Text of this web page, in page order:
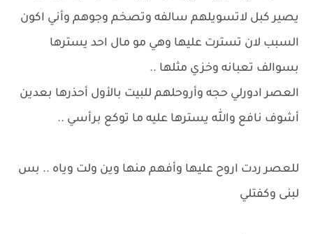
يصير كبل لاتسويلهم سالفه وتصخم وجوهم وأني اكون
السبب لان تسترت عليها وهي مو مال احد يسترها
بسوالف تعبانه وخزي مثلها ..
العصر ادورلي حجه وأروحلهم للبيت بالأول أحذرها بعدين
أشوف نافع والله يسترها عليه ما توكع برأسي ..
للعصر ردت اروح عليها وأفهم منها وين ولت وياه .. بس
لبنى وكفتلي